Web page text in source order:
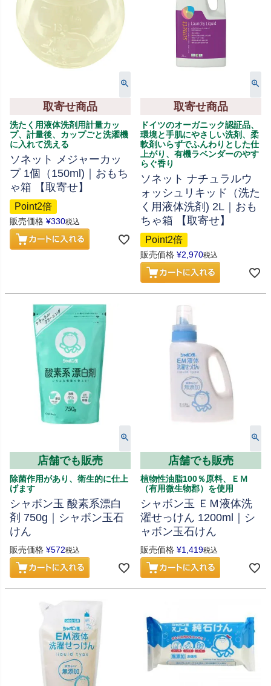
取寄せ商品
洗たく用液体洗剤用計量カッ
プ、計量後、カップごと洗濯機
に入れて洗える
ソネット メジャーカッ
プ 1個（150ml)｜おもち
ゃ箱 【取寄せ】
Point2倍
販売価格 ¥330税込
取寄せ商品
ドイツのオーガニック認証品、
環境と手肌にやさしい洗剤、柔
軟剤いらずでふんわりとした仕
上がり、有機ラベンダーのやす
らぐ香り
ソネット ナチュラルウ
ォッシュリキッド（洗た
く用液体洗剤) 2L｜おも
ちゃ箱 【取寄せ】
Point2倍
販売価格 ¥2,970税込
店舗でも販売
除菌作用があり、衛生的に仕上
げます
シャボン玉 酸素系漂白
剤 750g｜シャボン玉石
けん
販売価格 ¥572税込
店舗でも販売
植物性油脂100％原料、ＥＭ
（有用微生物郡）を使用
シャボン玉 ＥＭ液体洗
濯せっけん 1200ml｜シ
ャボン玉石けん
販売価格 ¥1,419税込